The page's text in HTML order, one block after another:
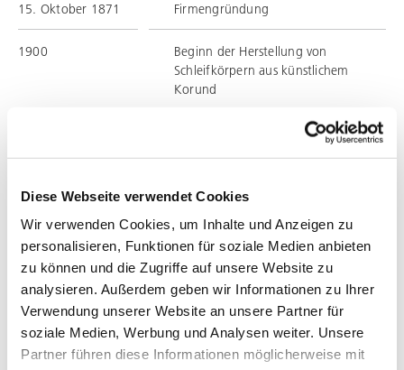
Diese Webseite verwendet Cookies
Wir verwenden Cookies, um Inhalte und Anzeigen zu
personalisieren, Funktionen für soziale Medien anbieten
zu können und die Zugriffe auf unsere Website zu
analysieren. Außerdem geben wir Informationen zu Ihrer
Verwendung unserer Website an unsere Partner für
soziale Medien, Werbung und Analysen weiter. Unsere
Partner führen diese Informationen möglicherweise mit
15. Oktober 1871 Firmengründung
1900
Beginn der Herstellung von
Schleifkörpern aus künstlichem
Korund
Fertigung der ersten keramisch
Durchmesser von 1.500 mm
1910
Herstellung von kunstharz- und
gummigebundenen Schleifscheiben
1950
Diamant und CBN werden ein
bedeutender Teil der Forschungs-
und Entwicklungsarbeit des
Unternehmens